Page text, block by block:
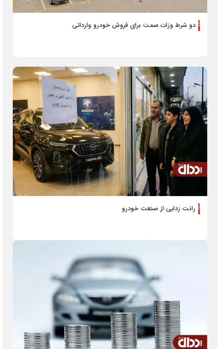
دو شرط وزات صمت برای فروش خودرو وارداتی
رانت زدایی از صنعت خودرو